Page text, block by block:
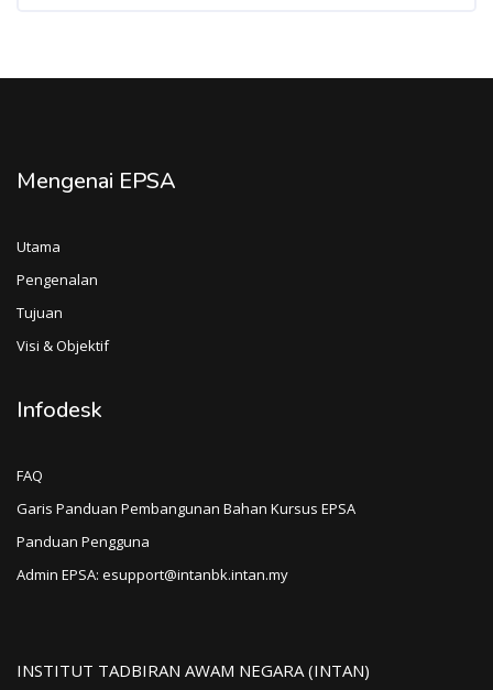
Mengenai EPSA
Utama
Pengenalan
Tujuan
Visi & Objektif
Infodesk
FAQ
Garis Panduan Pembangunan Bahan Kursus EPSA
Panduan Pengguna
Admin EPSA: esupport@intanbk.intan.my
INSTITUT TADBIRAN AWAM NEGARA (INTAN)